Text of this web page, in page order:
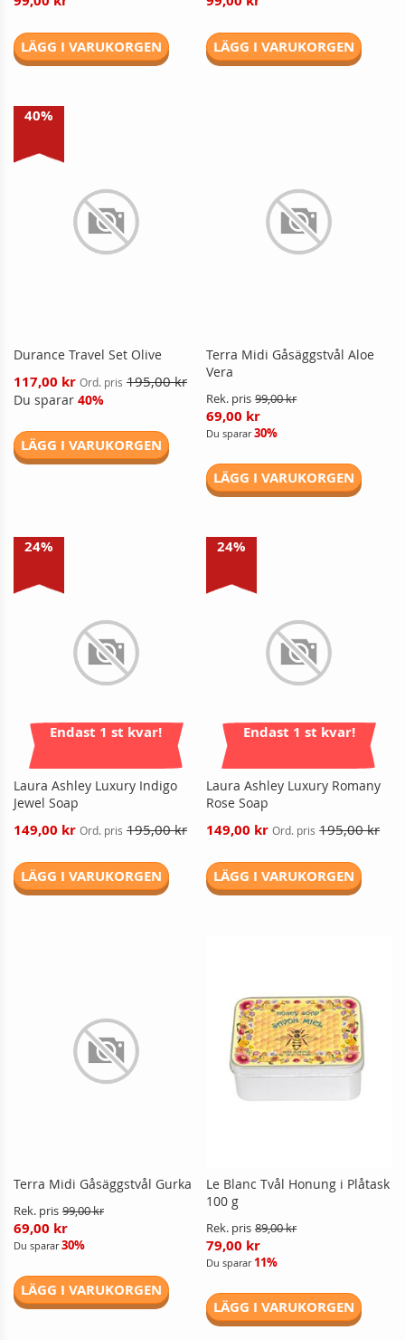
LÄGG I VARUKORGEN LÄGG I VARUKORGEN
40%
Durance Travel Set Olive
Reducerat
pris
117,00 kr Ord. pris 195,00 kr
Du sparar 40%
LÄGG I VARUKORGEN
Terra Midi Gåsäggstvål Aloe
Vera
Rek. pris 99,00 kr
69,00 kr
Du sparar 30%
LÄGG I VARUKORGEN
24%
Endast 1 st kvar!
Laura Ashley Luxury Indigo
Jewel Soap
Reducerat
149,00 kr Ord. pris 195,00 kr
LÄGG I VARUKORGEN
Endast 1 st kvar!
24%
Laura Ashley Luxury Romany
Rose Soap
Reducerat
149,00 kr Ord. pris 195,00 kr
LÄGG I VARUKORGEN
Terra Midi Gåsäggstvål Gurka
Rek. pris 99,00 kr
69,00 kr
Du sparar 30%
LÄGG I VARUKORGEN
Le Blanc Tvål Honung i Plåtask
100 g
Rek. pris 89,00 kr
79,00 kr
Du sparar 11%
LÄGG I VARUKORGEN